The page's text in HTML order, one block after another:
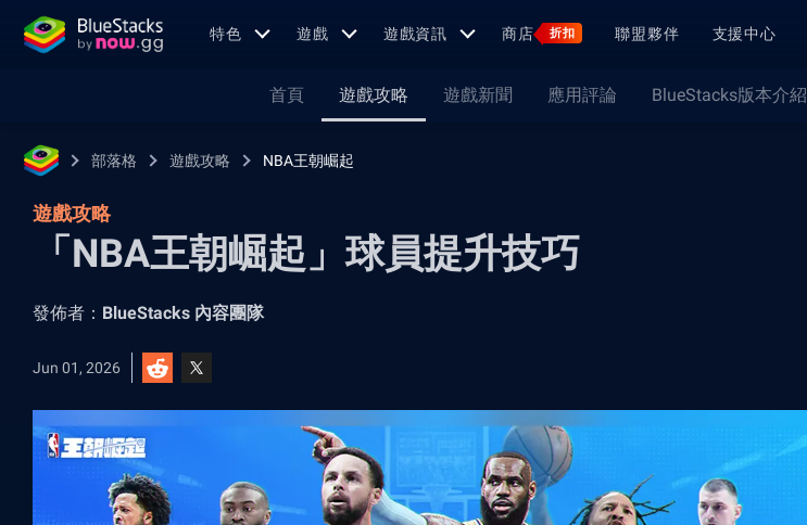
特色 遊戲 遊戲資訊 商店 折扣 聯盟夥伴 支援中心
首頁 遊戲攻略 遊戲新聞 應用評論 BlueStacks版本介紹
部落格 遊戲攻略 NBA王朝崛起
遊戲攻略
「NBA王朝崛起」球員提升技巧
發佈者： BlueStacks 內容團隊
Jun 01, 2026